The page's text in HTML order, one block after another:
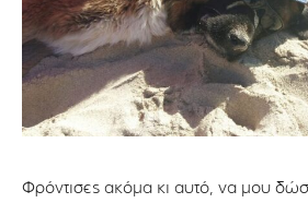
Φρόντισες ακόμα κι αυτό, να μου